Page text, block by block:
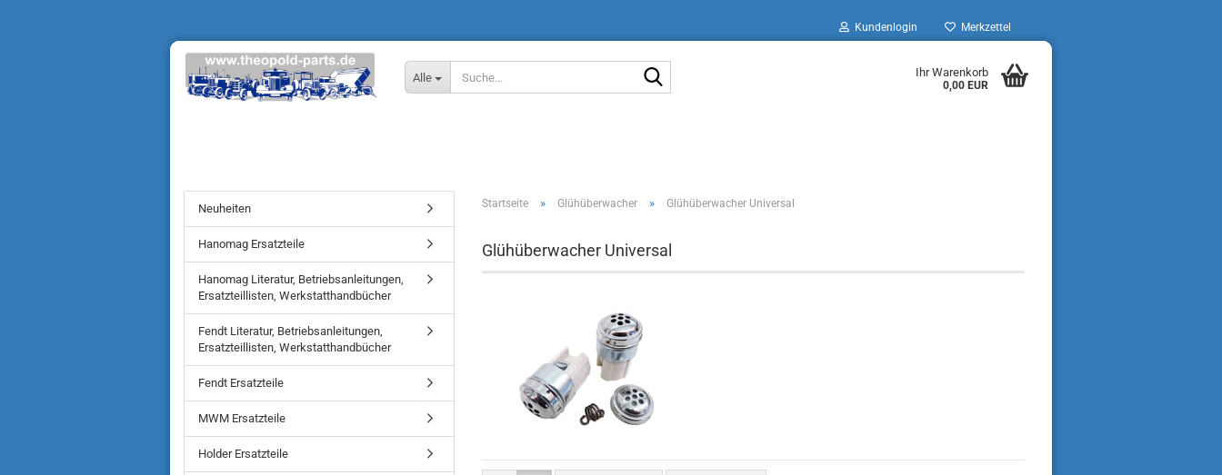
Kundenlogin Merkzettel
Alle Ihr Warenkorb
0,00 EUR
Startseite » Glühüberwacher » Glühüberwacher Universal
Glühüberwacher Universal
Neuheiten
Hanomag Ersatzteile
Hanomag Literatur, Betriebsanleitungen,
Ersatzteillisten, Werkstatthandbücher
Fendt Literatur, Betriebsanleitungen,
Ersatzteillisten, Werkstatthandbücher
Fendt Ersatzteile
MWM Ersatzteile
Holder Ersatzteile